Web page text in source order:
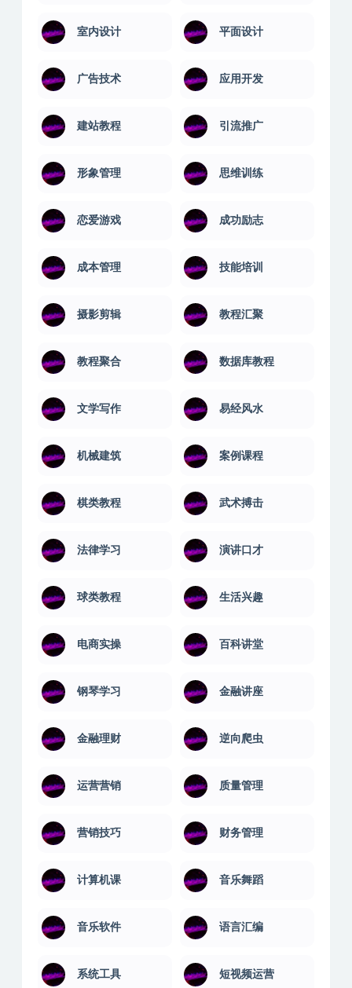
室内设计 平面设计
广告技术 应用开发
建站教程 引流推广
形象管理 思维训练
恋爱游戏 成功励志
成本管理 技能培训
摄影剪辑 教程汇聚
教程聚合 数据库教程
文学写作 易经风水
机械建筑 案例课程
棋类教程 武术搏击
法律学习 演讲口才
球类教程 生活兴趣
电商实操 百科讲堂
钢琴学习 金融讲座
金融理财 逆向爬虫
运营营销 质量管理
营销技巧 财务管理
计算机课 音乐舞蹈
音乐软件 语言汇编
系统工具 短视频运营